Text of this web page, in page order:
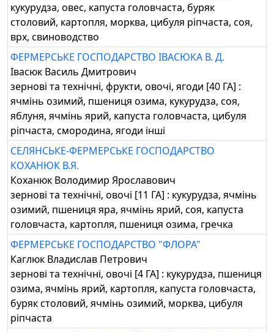
кукурудза, овес, капуста головчаста, буряк
столовий, картопля, морква, цибуля ріпчаста, соя,
врх, свиноводство
ФЕРМЕРСЬКЕ ГОСПОДАРСТВО ІВАСЮКА В. Д.
Івасюк Василь Дмитрович
зернові та технічні, фрукти, овочі, ягоди [40 ГА] :
ячмінь озимий, пшениця озима, кукурудза, соя,
яблуня, ячмінь ярий, капуста головчаста, цибуля
ріпчаста, смородина, ягоди інші
СЕЛЯНСЬКЕ-ФЕРМЕРСЬКЕ ГОСПОДАРСТВО
КОХАНЮК В.Я.
Коханюк Володимир Ярославович
зернові та технічні, овочі [11 ГА] : кукурудза, ячмінь
озимий, пшениця яра, ячмінь ярий, соя, капуста
головчаста, картопля, пшениця озима, гречка
ФЕРМЕРСЬКЕ ГОСПОДАРСТВО "ФЛОРА"
Каглюк Владислав Петрович
зернові та технічні, овочі [4 ГА] : кукурудза, пшениця
озима, ячмінь ярий, картопля, капуста головчаста,
буряк столовий, ячмінь озимий, морква, цибуля
ріпчаста